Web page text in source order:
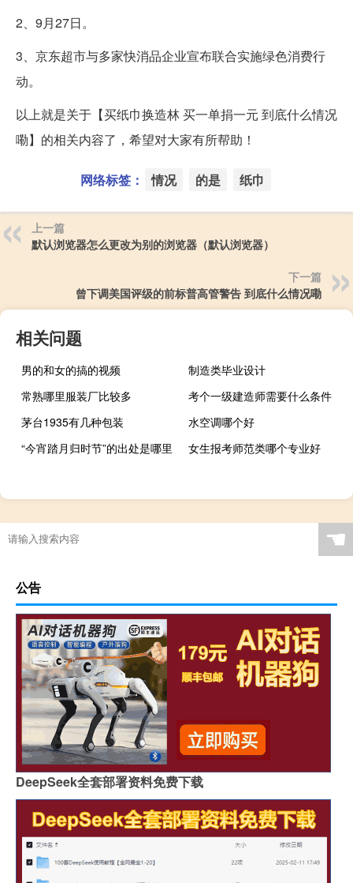
2、9月27日。
3、京东超市与多家快消品企业宣布联合实施绿色消费行
动。
以上就是关于【买纸巾换造林 买一单捐一元 到底什么情况
嘞】的相关内容了，希望对大家有所帮助！
网络标签： 情况 的是 纸巾
上一篇
默认浏览器怎么更改为别的浏览器（默认浏览器）
下一篇
曾下调美国评级的前标普高管警告 到底什么情况嘞
相关问题
男的和女的搞的视频
制造类毕业设计
常熟哪里服装厂比较多
考个一级建造师需要什么条件
茅台1935有几种包装
水空调哪个好
“今宵踏月归时节”的出处是哪里
女生报考师范类哪个专业好
☚
公告
DeepSeek全套部署资料免费下载